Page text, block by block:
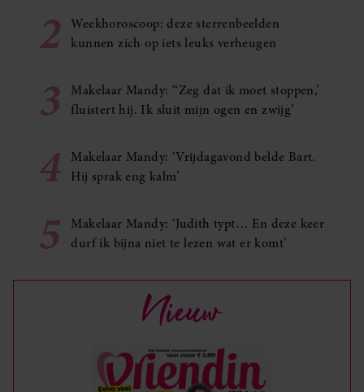
2
Weekhoroscoop: deze sterrenbeelden
kunnen zich op iets leuks verheugen
3
Makelaar Mandy: ‘‘Zeg dat ik moet stoppen,’
fluistert hij. Ik sluit mijn ogen en zwijg’
4
Makelaar Mandy: ‘Vrijdagavond belde Bart.
Hij sprak eng kalm’
5
Makelaar Mandy: ‘Judith typt… En deze keer
durf ik bijna niet te lezen wat er komt’
Nieuw